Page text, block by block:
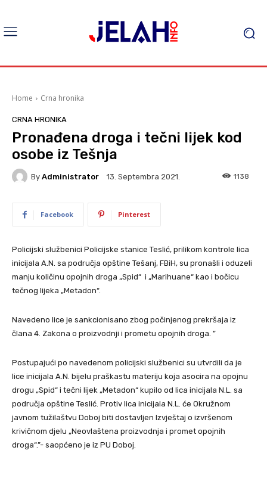
Home Crna hronika
CRNA HRONIKA
Pronađena droga i tečni lijek kod
osobe iz Tešnja
By Administrator 13. Septembra 2021. 1138
Facebook Pinterest
Policijski službenici Policijske stanice Teslić, prilikom kontrole lica
inicijala A.N. sa područja opštine Tešanj, FBiH, su pronašli i oduzeli
manju količinu opojnih droga „Spid“ i „Marihuane“ kao i bočicu
tečnog lijeka „Metadon“.
Navedeno lice je sankcionisano zbog počinjenog prekršaja iz
člana 4. Zakona o proizvodnji i prometu opojnih droga. ”
Postupajući po navedenom policijski službenici su utvrdili da je
lice inicijala A.N. bijelu praškastu materiju koja asocira na opojnu
drogu „Spid“ i tečni lijek „Metadon“ kupilo od lica inicijala N.L. sa
područja opštine Teslić. Protiv lica inicijala N.L. će Okružnom
javnom tužilaštvu Doboj biti dostavljen Izvještaj o izvršenom
krivičnom djelu „Neovlaštena proizvodnja i promet opojnih
droga“.”- saopćeno je iz PU Doboj.